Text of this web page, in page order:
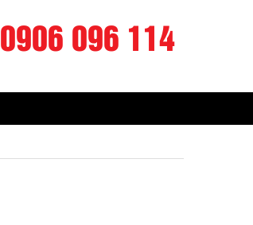
0906 096 114